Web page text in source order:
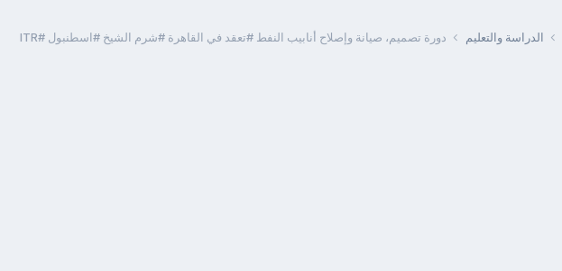
الدراسة والتعليم دورة تصميم، صيانة وإصلاح أنابيب النفط #تعقد في القاهرة #شرم الشيخ #اسطنبول #ITR